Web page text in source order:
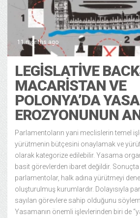
11 months ago
LEGISLATIVE
MACARISTAN VE
POLONYA’DA
EROZYONUNUN
Parlamentoların yani meclislerin temel
yürütmenin bütçesini onaylamak ve
olarak kategorize edilebilir. Yasama
basit görevlerden ibaret değildir.
parlamentolar, halk adına yürütmeyi
oluşturulmuş kurumlardır. Dolayısıyla
sayılan görevlere sahip olduğunu
Yasamanın önemli işlevlerinden biri de